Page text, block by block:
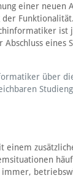
einer neuen
über